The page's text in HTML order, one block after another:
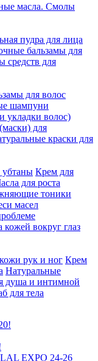
масла. Смолы
пудра для лица
бальзамы для
средств для
для волос
шампуни
укладки волос)
для
краски для
Крем для
для роста
тоники
масел
кожей вокруг глаз
рук и ног Крем
Натуральные
душа и интимной
для тела